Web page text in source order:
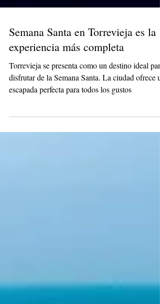
Semana Santa en Torrevieja es la
experiencia más completa
Torrevieja se presenta como un destino ideal para
escapada perfecta para todos los gustos